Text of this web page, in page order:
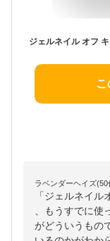
こ
ラベンダーヘイズ(50
「ジェルネイ
、もうすでに使
がどういうもの